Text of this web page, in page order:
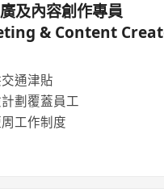
及內容創作專員
& Content
通津貼
劃覆蓋員工
工作制度